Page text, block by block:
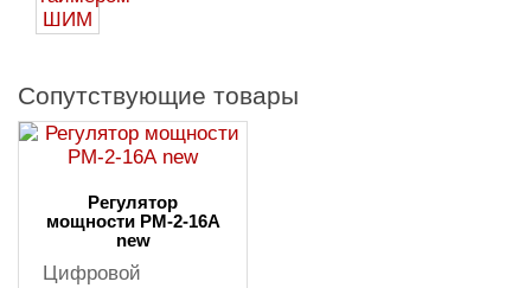
Сопутствующие товары
Регулятор
мощности РМ-2-16А
new
Цифровой